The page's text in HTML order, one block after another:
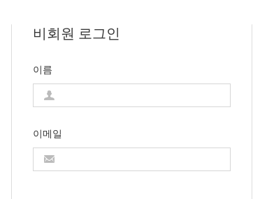
비회원 로그인
이름
이메일